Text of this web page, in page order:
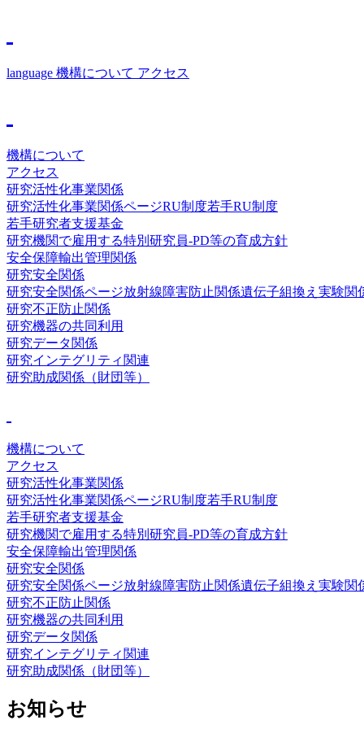
language 機構について アクセス
機構について
アクセス
研究活性化事業関係
研究活性化事業関係ページRU制度若手RU制度
若手研究者支援基金
研究機関で雇用する特別研究員-PD等の育成方針
安全保障輸出管理関係
研究安全関係
研究安全関係ページ放射線障害防止関係遺伝子組換え実験関
研究不正防止関係
研究機器の共同利用
研究データ関係
研究インテグリティ関連
研究助成関係（財団等）
機構について
アクセス
研究活性化事業関係
研究活性化事業関係ページRU制度若手RU制度
若手研究者支援基金
研究機関で雇用する特別研究員-PD等の育成方針
安全保障輸出管理関係
研究安全関係
研究安全関係ページ放射線障害防止関係遺伝子組換え実験関
研究不正防止関係
研究機器の共同利用
研究データ関係
研究インテグリティ関連
研究助成関係（財団等）
お知らせ